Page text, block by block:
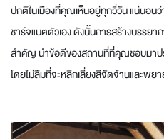
ปกติในเมืองที่คุณเห็นอยู่ทุกวี่วัน แน่นอน
ชาร์จแบตตัวเอง ดังนั้นการสร้างบรรยา
สำคัญ นำข้อดีของสถานที่ที่คุณชอบมาป
โดยไม่ลืมที่จะหลีกเลี่ยงสีจัดจ้านและพย